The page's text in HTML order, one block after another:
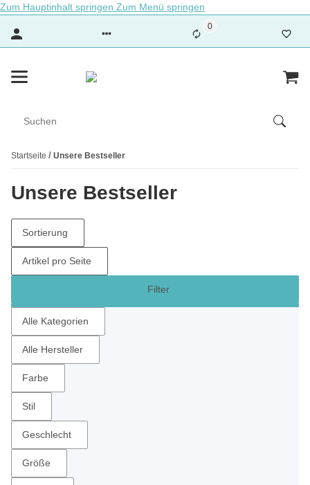
Zum Hauptinhalt springen Zum Menü springen
0
Startseite Unsere Bestseller
Unsere Bestseller
Filter
Sortierung
Artikel pro Seite
Alle Kategorien
Alle Hersteller
Farbe
Stil
Geschlecht
Größe